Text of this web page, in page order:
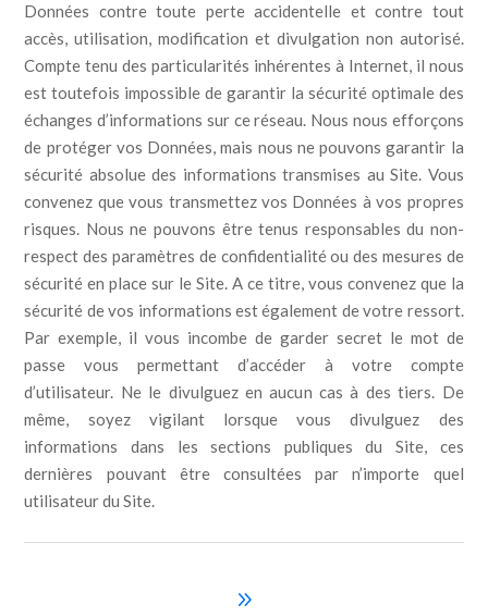
Données contre toute perte accidentelle et contre tout
accès, utilisation, modification et divulgation non autorisé.
Compte tenu des particularités inhérentes à Internet, il nous
est toutefois impossible de garantir la sécurité optimale des
échanges d’informations sur ce réseau. Nous nous efforçons
de protéger vos Données, mais nous ne pouvons garantir la
sécurité absolue des informations transmises au Site. Vous
convenez que vous transmettez vos Données à vos propres
risques. Nous ne pouvons être tenus responsables du non-
respect des paramètres de confidentialité ou des mesures de
sécurité en place sur le Site. A ce titre, vous convenez que la
sécurité de vos informations est également de votre ressort.
Par exemple, il vous incombe de garder secret le mot de
passe vous permettant d’accéder à votre compte
d’utilisateur. Ne le divulguez en aucun cas à des tiers. De
même, soyez vigilant lorsque vous divulguez des
informations dans les sections publiques du Site, ces
dernières pouvant être consultées par n’importe quel
utilisateur du Site.
9